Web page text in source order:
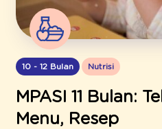
10 - 12 Bulan Nutrisi
MPASI 11 Bulan:
Menu, Resep